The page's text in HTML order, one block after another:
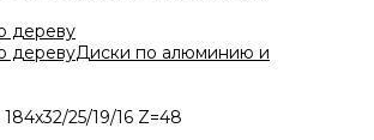
дереву
деревуДиски по алюминию и
25/19/16 Z=48